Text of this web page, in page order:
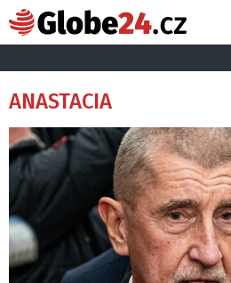
ANASTACIA